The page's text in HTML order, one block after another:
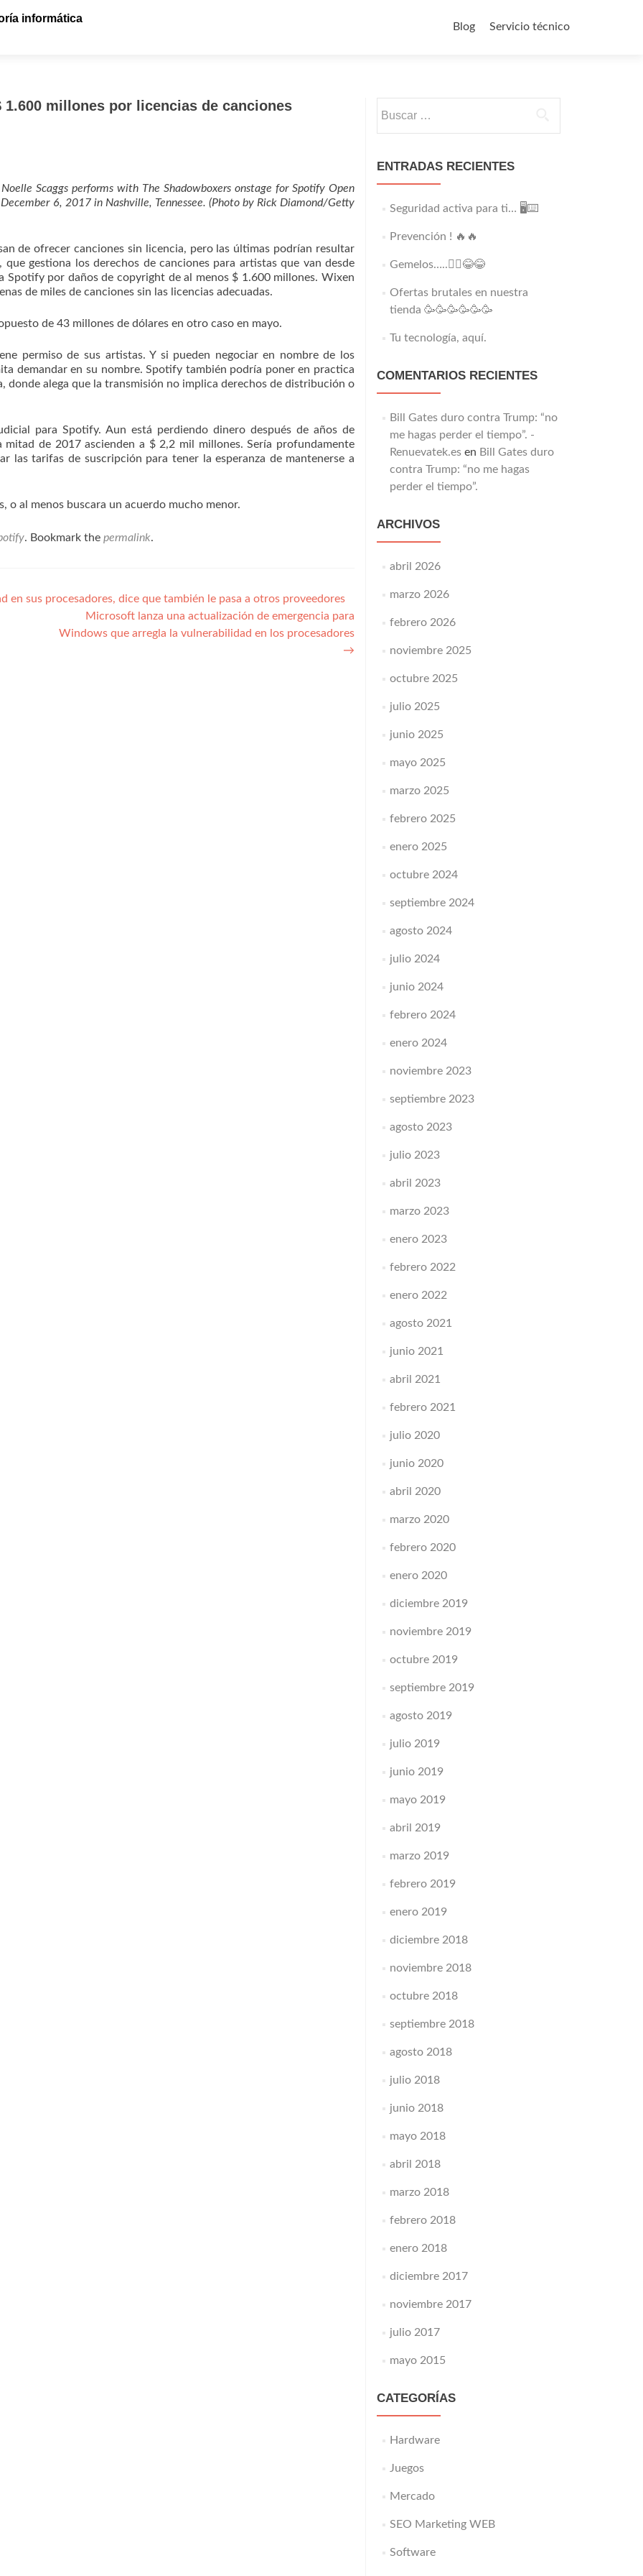
informática
al
Blog Servicio técnico
millones por licencias de canciones
Scaggs performs with The Shadowboxers onstage for Spotify Open
6, 2017 in Nashville, Tennessee. (Photo by Rick Diamond/Getty
de ofrecer canciones sin licencia, pero las últimas podrían resultar
gestiona los derechos de canciones para artistas que van desde
Spotify por daños de copyright de al menos $ 1.600 millones. Wixen
de miles de canciones sin las licencias adecuadas.
de 43 millones de dólares en otro caso en mayo.
permiso de sus artistas. Y si pueden negociar en nombre de los
demandar en su nombre. Spotify también podría poner en practica
donde alega que la transmisión no implica derechos de distribución o
para Spotify. Aun está perdiendo dinero después de años de
de 2017 ascienden a $ 2,2 mil millones. Sería profundamente
las tarifas de suscripción para tener la esperanza de mantenerse a
o al menos buscara un acuerdo mucho menor.
. Bookmark the permalink.
en sus procesadores, dice que también le pasa a otros proveedores
Microsoft lanza una actualización de emergencia para
Windows que arregla la vulnerabilidad en los procesadores
→
ENTRADAS RECIENTES
Seguridad activa para ti… 🖥️⌨️
Prevención ! 🔥🔥
Gemelos…..👯‍♂️😂😂
Ofertas brutales en nuestra
tienda 🥳🥳🥳🥳🥳🥳
Tu tecnología, aquí.
COMENTARIOS RECIENTES
Bill Gates duro contra Trump: “no
me hagas perder el tiempo”. -
Renuevatek.esen Bill Gates duro
contra Trump: “no me hagas
perder el tiempo”.
ARCHIVOS
abril 2026
marzo 2026
febrero 2026
noviembre 2025
octubre 2025
julio 2025
junio 2025
mayo 2025
marzo 2025
febrero 2025
enero 2025
octubre 2024
septiembre 2024
agosto 2024
julio 2024
junio 2024
febrero 2024
enero 2024
noviembre 2023
septiembre 2023
agosto 2023
julio 2023
abril 2023
marzo 2023
enero 2023
febrero 2022
enero 2022
agosto 2021
junio 2021
abril 2021
febrero 2021
julio 2020
junio 2020
abril 2020
marzo 2020
febrero 2020
enero 2020
diciembre 2019
noviembre 2019
octubre 2019
septiembre 2019
agosto 2019
julio 2019
junio 2019
mayo 2019
abril 2019
marzo 2019
febrero 2019
enero 2019
diciembre 2018
noviembre 2018
octubre 2018
septiembre 2018
agosto 2018
julio 2018
junio 2018
mayo 2018
abril 2018
marzo 2018
febrero 2018
enero 2018
diciembre 2017
noviembre 2017
julio 2017
mayo 2015
CATEGORÍAS
Hardware
Juegos
Mercado
SEO Marketing WEB
Software